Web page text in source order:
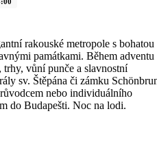
rakouské metropole s bohatou
památkami. Během adventu
vůní punče a slavnostní
sv. Štěpána či zámku
nebo individuálního
do Budapešti. Noc na lodi.